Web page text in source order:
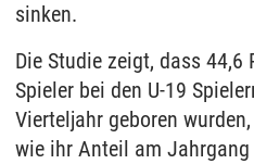
sinken.
Die Studie zeigt, dass 44,6
Spieler bei den U-19
Vierteljahr geboren
wie ihr Anteil am